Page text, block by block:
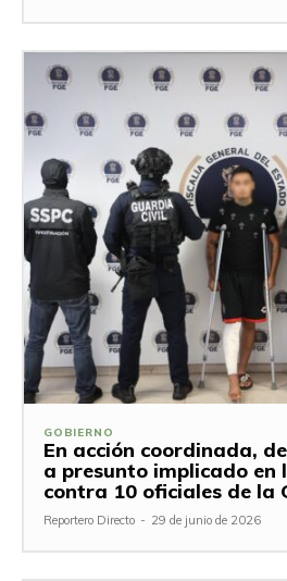
GOBIERNO
En acción coordinada,
a presunto implicado en
contra 10 oficiales de la
Reportero Directo - 29 de junio de 2026